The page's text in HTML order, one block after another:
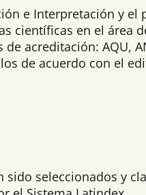
e Interpretación y
científicas en el
acreditación: AQU,
de acuerdo con el
seleccionados y